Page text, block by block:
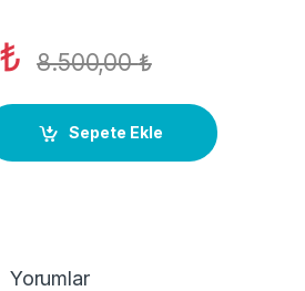
₺ 8.500,00₺
Paneli 2002-10 Porsche
Sepete Ekle
Yorumlar